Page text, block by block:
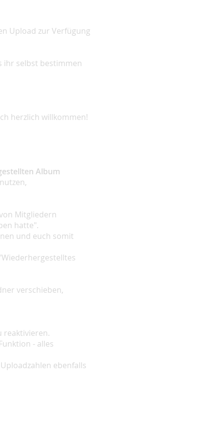
Upload zur Verfügung
ihr selbst bestimmen
herzlich willkommen!
Album
Mitgliedern
hatte".
und euch somit
verschieben,
reaktivieren.
- alles
ebenfalls